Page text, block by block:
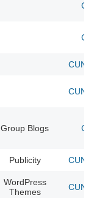
Group Blogs
Publicity
WordPress
Themes